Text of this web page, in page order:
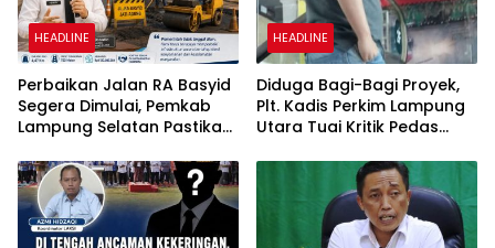
HEADLINE
Perbaikan Jalan RA Basyid
Segera Dimulai, Pemkab
Lampung Selatan Pastikan
Aman dan Nyaman
HEADLINE
Diduga Bagi-Bagi Proyek,
Plt. Kadis Perkim Lampung
Utara Tuai Kritik Pedas